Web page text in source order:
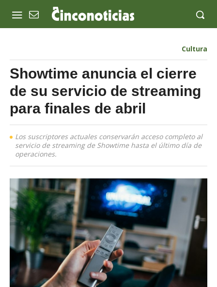
Cultura
Showtime anuncia el cierre
de su servicio de streaming
para finales de abril
Los suscriptores actuales conservarán acceso completo al
servicio de streaming de Showtime hasta el último día de
operaciones.